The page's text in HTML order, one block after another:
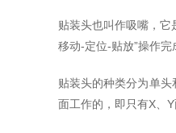
贴装头也叫作吸嘴，
移动-定位-贴放”操作
贴装头的种类分为单
面工作的，即只有X、